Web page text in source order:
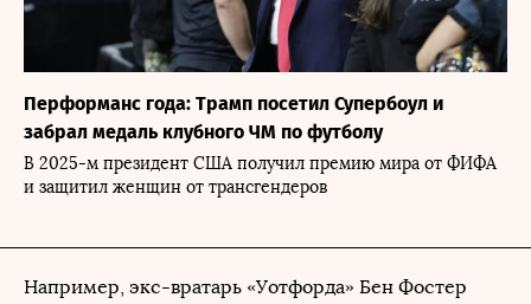
Перформанс года: Трамп посетил Супербоул и
забрал медаль клубного ЧМ по футболу
В 2025-м президент США получил премию мира от ФИФА
и защитил женщин от трансгендеров
Например, экс-вратарь «Уотфорда» Бен Фостер